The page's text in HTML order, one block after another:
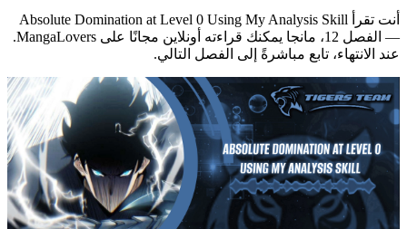
أنت تقرأ Absolute Domination at Level 0 Using My Analysis Skill
— الفصل 12، مانجا يمكنك قراءته أونلاين مجانًا على MangaLovers.
عند الانتهاء، تابع مباشرةً إلى الفصل التالي.